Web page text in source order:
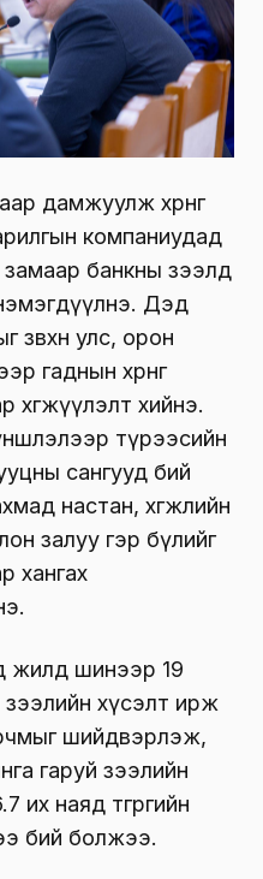
дамжуулж хөрөнгө
компаниудад
замаар банкны зээлд
Дэд
зөвхөн улс, орон
гаднын хөрөнгө
хөгжүүлэлт хийнэ.
түрээсийн
сангууд бий
настан, хөгжлийн
залуу гэр бүлийг
хангах
жилд шинээр 19
хүсэлт ирж
шийдвэрлэж,
гаруй зээлийн
наяд төгрөгийн
бий болжээ.